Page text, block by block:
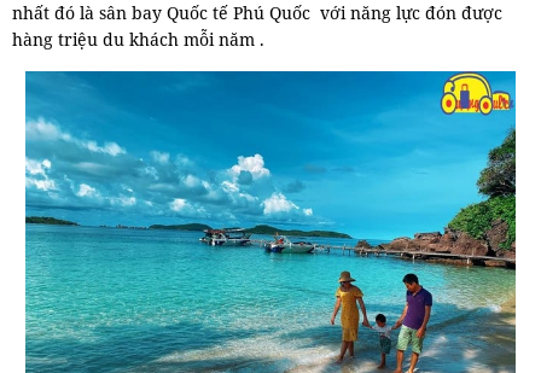
nhất đó là sân bay Quốc tế Phú Quốc với năng lực đón được
hàng triệu du khách mỗi năm .